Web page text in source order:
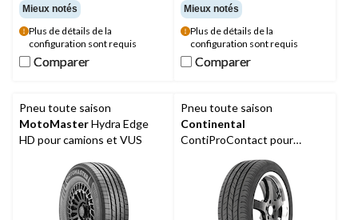
Mieux notés
Plus de détails de la
configuration sont requis
Comparer
Comparer
Mieux notés
Plus de détails de la
configuration sont requis
Comparer
Comparer
Pneu toute saison
MotoMasterHydra Edge
HD pour camions et VUS
Pneu toute saison
Continental
ContiProContact pour
multisegments